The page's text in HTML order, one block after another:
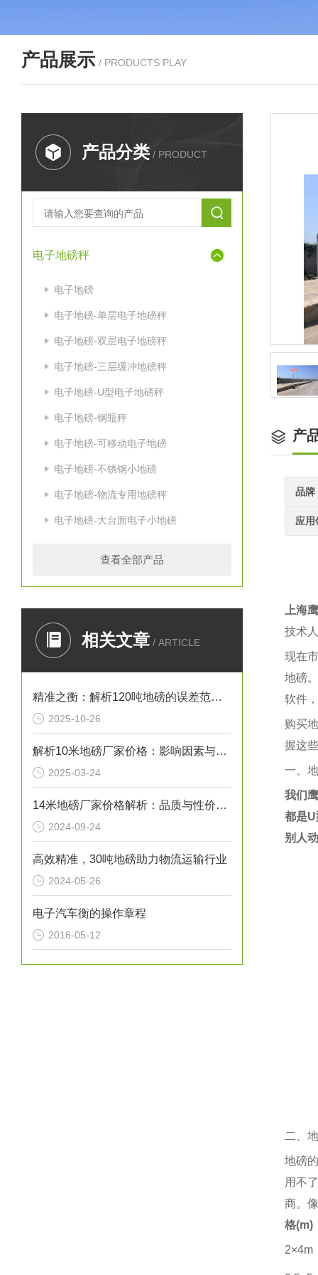
产品展示 / PRODUCTS PLAY
产品分类 / PRODUCT
电子地磅秤
电子地磅
电子地磅-单层电子地磅秤
电子地磅-双层电子地磅秤
电子地磅-三层缓冲地磅秤
电子地磅-U型电子地磅秤
电子地磅-钢瓶秤
电子地磅-可移动电子地磅
电子地磅-不锈钢小地磅
电子地磅-物流专用地磅秤
电子地磅-大台面电子小地磅
查看全部产品
相关文章 / ARTICLE
精准之衡：解析120吨地磅的误差范围与管理实践
2025-10-26
解析10米地磅厂家价格：影响因素与市场行情
2025-03-24
14米地磅厂家价格解析：品质与性价比的考量
2024-09-24
高效精准，30吨地磅助力物流运输行业
2024-05-26
电子汽车衡的操作章程
2016-05-12
产
品牌
应用
上海
技术
现在
地磅
软件
购买
握这
一、
我们
都是U
别人
二、
地磅
用不
商。
格(m)